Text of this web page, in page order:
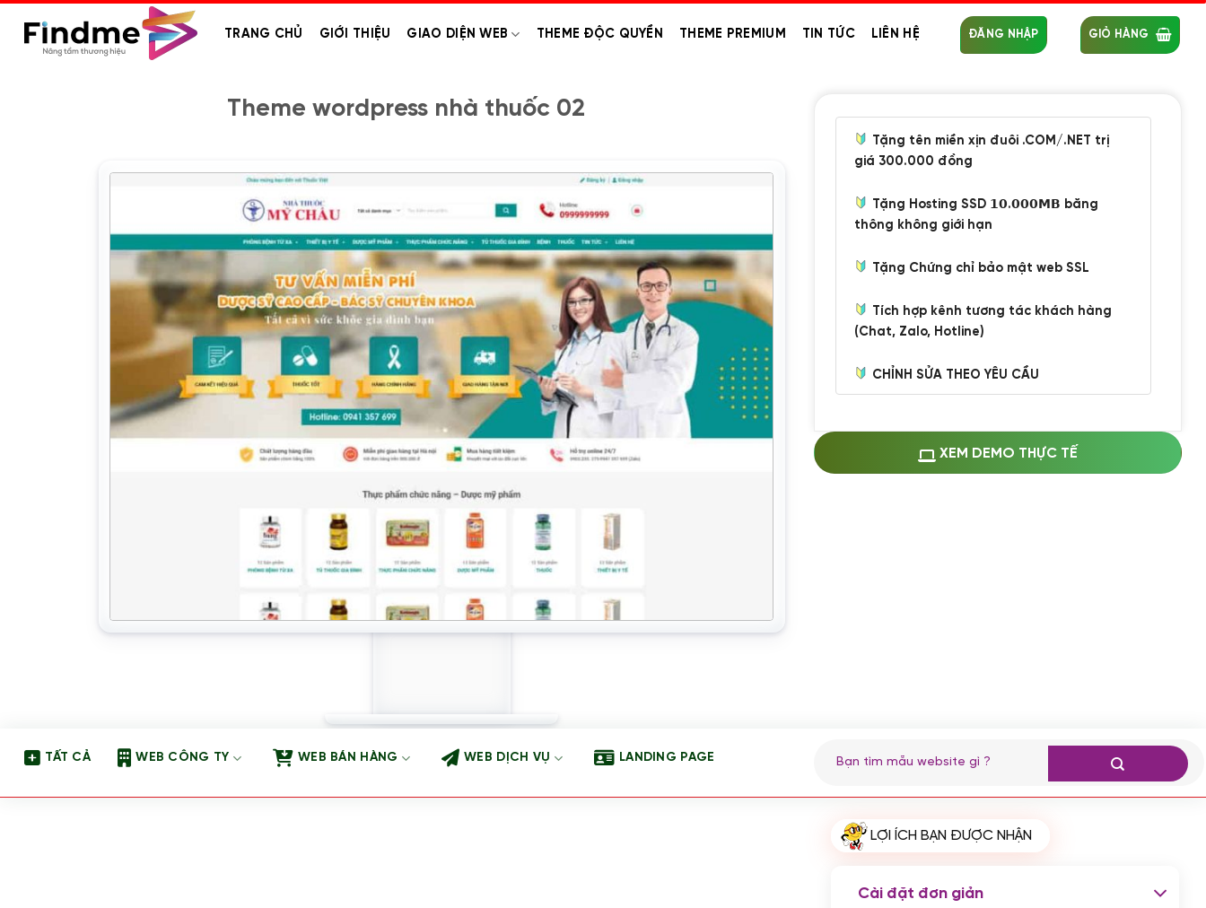
TRANG CHỦ GIỚI THIỆU GIAO DIỆN WEB THEME ĐỘC QUYỀN THEME PREMIUM TIN TỨC LIÊN HỆ ĐĂNG NHẬP GIỎ HÀNG
Theme wordpress nhà thuốc 02
Tặng tên miền xịn đuôi .COM/.NET trị
giá 300.000 đồng
Tặng Hosting SSD 𝟭𝟬.𝟬𝟬𝟬𝗠𝗕 băng
thông không giới hạn
Tặng Chứng chỉ bảo mật web SSL
Tích hợp kênh tương tác khách hàng
(Chat, Zalo, Hotline)
CHỈNH SỬA THEO YÊU CẦU
Thay logo + thông tin doanh nghiệp
(+100.000 VND)
Cài đặt plugin theo yêu cầu
(+100.000 VND)
qua ngân hàng vietcombank,
XEM DEMO THỰC TẾ
TẤT CẢ WEB CÔNG TY WEB BÁN HÀNG WEB DỊCH VỤ LANDING PAGE
kiếm:
LỢI ÍCH BẠN ĐƯỢC NHẬN
Cài đặt đơn giản